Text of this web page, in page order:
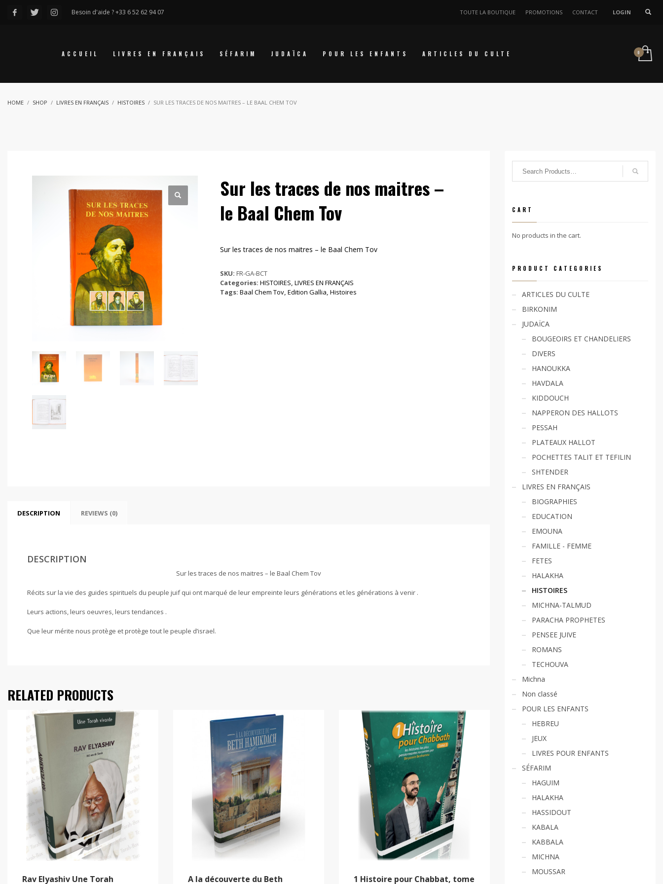
Besoin d'aide ? +33 6 52 62 94 07 TOUTE LA BOUTIQUE PROMOTIONS CONTACT LOGIN
ACCUEIL LIVRES EN FRANÇAIS SÉFARIM JUDAÏCA POUR LES ENFANTS ARTICLES DU CULTE
HOME SHOP LIVRES EN FRANÇAIS HISTOIRES SUR LES TRACES DE NOS MAITRES – LE BAAL CHEM TOV
Sur les traces de nos maitres –
le Baal Chem Tov
Sur les traces de nos maitres – le Baal Chem Tov
SKU: FR-GA-BCT
Categories: HISTOIRES, LIVRES EN FRANÇAIS
Tags: Baal Chem Tov, Edition Gallia, Histoires
DESCRIPTION REVIEWS (0)
DESCRIPTION
Sur les traces de nos maitres – le Baal Chem Tov
Récits sur la vie des guides spirituels du peuple juif qui ont marqué de leur empreinte leurs générations et les générations à venir .
Leurs actions, leurs oeuvres, leurs tendances .
Que leur mérite nous protège et protège tout le peuple d’israel.
RELATED PRODUCTS
Rav Elyashiv Une Torah A la découverte du Beth 1 Histoire pour Chabbat, tome
CART
No products in the cart.
PRODUCT CATEGORIES
ARTICLES DU CULTE
BIRKONIM
JUDAÏCA
BOUGEOIRS ET CHANDELIERS
DIVERS
HANOUKKA
HAVDALA
KIDDOUCH
NAPPERON DES HALLOTS
PESSAH
PLATEAUX HALLOT
POCHETTES TALIT ET TEFILIN
SHTENDER
LIVRES EN FRANÇAIS
BIOGRAPHIES
EDUCATION
EMOUNA
FAMILLE - FEMME
FETES
HALAKHA
HISTOIRES
MICHNA-TALMUD
PARACHA PROPHETES
PENSEE JUIVE
ROMANS
TECHOUVA
Michna
Non classé
POUR LES ENFANTS
HEBREU
JEUX
LIVRES POUR ENFANTS
SÉFARIM
HAGUIM
HALAKHA
HASSIDOUT
KABALA
KABBALA
MICHNA
MOUSSAR